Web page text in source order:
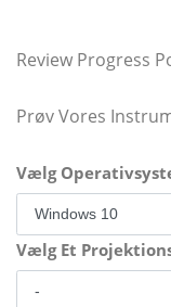
Review Progress
Prøv Vores
Vælg
Vælg Et